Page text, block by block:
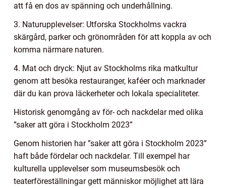
att få en dos av spänning och underhållning.
3. Naturupplevelser: Utforska Stockholms vackra
skärgård, parker och grönområden för att koppla av och
komma närmare naturen.
4. Mat och dryck: Njut av Stockholms rika matkultur
genom att besöka restauranger, kaféer och marknader
där du kan prova läckerheter och lokala specialiteter.
Historisk genomgång av för- och nackdelar med olika
”saker att göra i Stockholm 2023”
Genom historien har ”saker att göra i Stockholm 2023”
haft både fördelar och nackdelar. Till exempel har
kulturella upplevelser som museumsbesök och
teaterföreställningar gett människor möjlighet att lära